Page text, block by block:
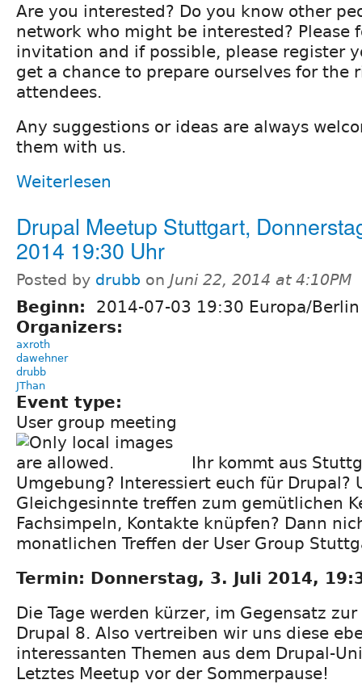
Are you interested? Do you know other
network who might be interested? Please
invitation and if possible, please register
get a chance to prepare ourselves for the
attendees.
Any suggestions or ideas are always
them with us.
Weiterlesen
Drupal Meetup Stuttgart,
2014 19:30 Uhr
Posted by drubb on Juni 22, 2014 at 4:10PM
Beginn:
2014-07-03 19:30 Europa/Berlin
Organizers:
axroth
dawehner
drubb
JThan
Event type:
User group meeting
Ihr kommt aus
Umgebung? Interessiert euch für Drupal?
Gleichgesinnte treffen zum gemütlichen
Fachsimpeln, Kontakte knüpfen? Dann
monatlichen Treffen der User Group
Termin: Donnerstag, 3. Juli 2014,
Die Tage werden kürzer, im Gegensatz
Drupal 8. Also vertreiben wir uns diese
interessanten Themen aus dem Drupal-
Letztes Meetup vor der Sommerpause!